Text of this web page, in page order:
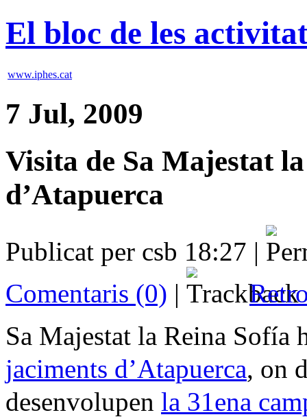
El bloc de les
www.iphes.cat
7 Jul, 2009
Visita de Sa Majestat
d’Atapuerca
Publicat per csb 18:27 |
Comentaris (0) |
Sa Majestat la Reina
jaciments d’Atapuerca, on
desenvolupen la 31ena